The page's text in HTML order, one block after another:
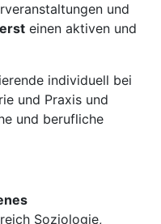
und
einen aktiven und
individuell bei
und Praxis und
und berufliche
Soziologie,